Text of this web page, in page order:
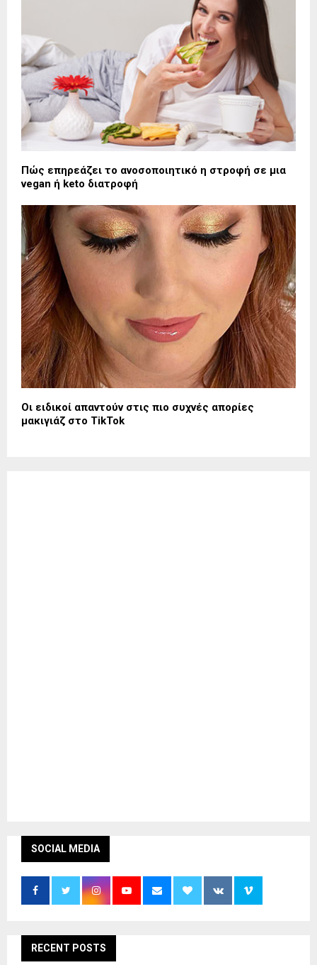
Πώς επηρεάζει το ανοσοποιητικό η στροφή σε μια
vegan ή keto διατροφή
Οι ειδικοί απαντούν στις πιο συχνές απορίες
μακιγιάζ στο TikTok
SOCIAL MEDIA
RECENT POSTS